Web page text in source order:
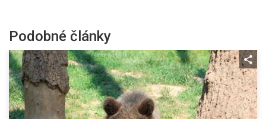
Podobné články